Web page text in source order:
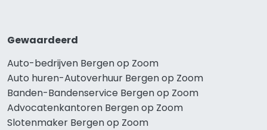
Gewaardeerd
Auto-bedrijven Bergen op Zoom
Auto huren-Autoverhuur Bergen op Zoom
Banden-Bandenservice Bergen op Zoom
Advocatenkantoren Bergen op Zoom
Slotenmaker Bergen op Zoom